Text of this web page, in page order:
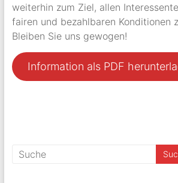
weiterhin zum Ziel, allen
fairen und bezahlbaren Konditionen
Bleiben Sie uns gewogen!
Information als PDF